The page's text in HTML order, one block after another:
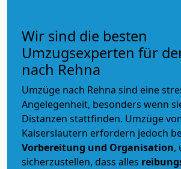
Wir sind die besten
Umzugsexperten für
nach Rehna
Umzüge nach Rehna sind eine
Angelegenheit, besonders wenn
Distanzen stattfinden. Umzüge
Kaiserslautern erfordern jedoch
Vorbereitung und Organisation,
sicherzustellen, dass alles